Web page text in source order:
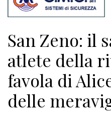
sito
Associazioni
Meteo
CONTATTI
San Zeno: il
atlete della
favola di
delle